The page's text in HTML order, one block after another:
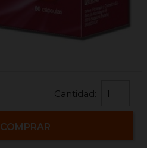
Cantidad:
COMPRAR